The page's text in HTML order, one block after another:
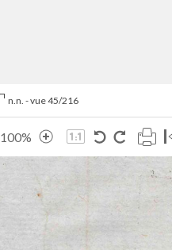
n.n. - vue 45/216
100%